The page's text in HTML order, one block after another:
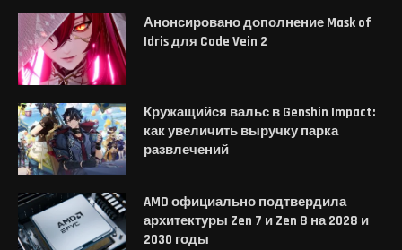
Анонсировано дополнение Mask of
Idris для Code Vein 2
Кружащийся вальс в Genshin Impact:
как увеличить выручку парка
развлечений
AMD официально подтвердила
архитектуры Zen 7 и Zen 8 на 2028 и
2030 годы